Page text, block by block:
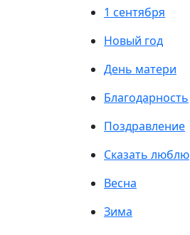
1 сентября
Новый год
День матери
Благодарность
Поздравление
Сказать люблю
Весна
Зима